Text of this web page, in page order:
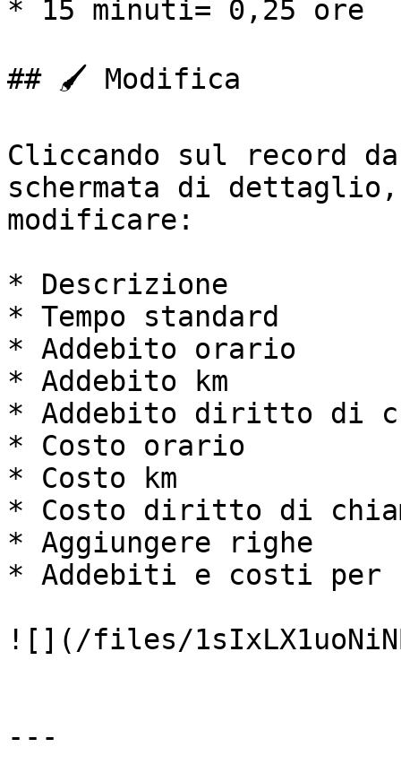
* 15 minuti= 0,25 ore
## 🖌️ Modifica
Cliccando sul record
schermata di
modificare:
* Descrizione
* Tempo standard
* Addebito orario
* Addebito km
* Addebito diritto di
* Costo orario
* Costo km
* Costo diritto di
* Aggiungere righe
* Addebiti e costi per
![](/files/
---